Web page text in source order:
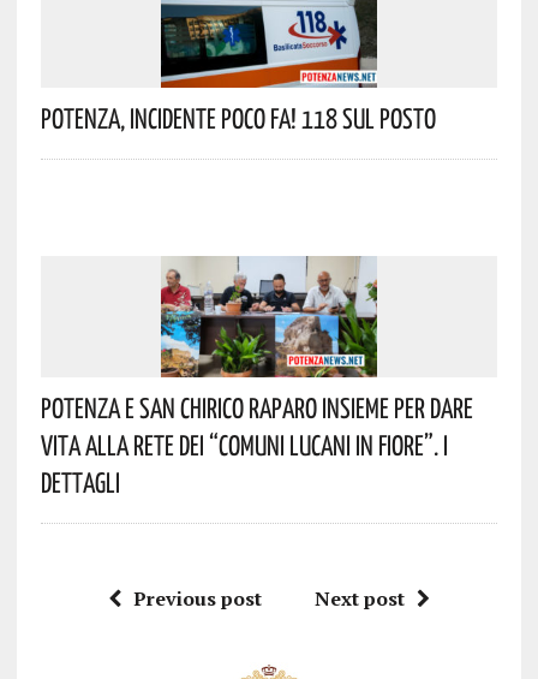
Potenza, Incidente Poco Fa! 118 Sul Posto
Potenza E San Chirico Raparo Insieme Per Dare
Vita Alla Rete Dei “Comuni Lucani In Fiore”. I
Dettagli
Previous post Next post